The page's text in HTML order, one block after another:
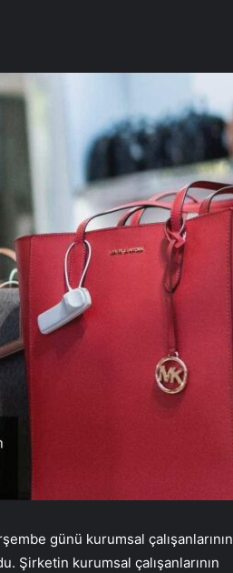
günü kurumsal çalışanlarının
Şirketin kurumsal çalışanlarının